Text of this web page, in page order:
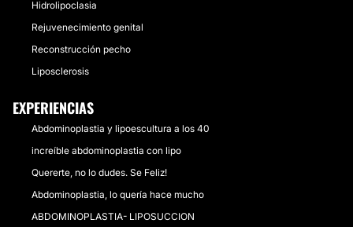
Hidrolipoclasia
Rejuvenecimiento genital
Reconstrucción pecho
Liposclerosis
EXPERIENCIAS
Abdominoplastia y lipoescultura a los 40
increíble abdominoplastia con lipo
Quererte, no lo dudes. Se Feliz!
Abdominoplastia, lo quería hace mucho
ABDOMINOPLASTIA- LIPOSUCCION